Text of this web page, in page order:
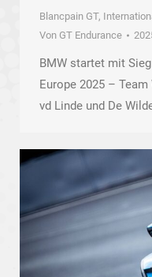
Blancpain GT,
Von GT Endurance
BMW startet mit
Europe 2025 –
vd Linde und De